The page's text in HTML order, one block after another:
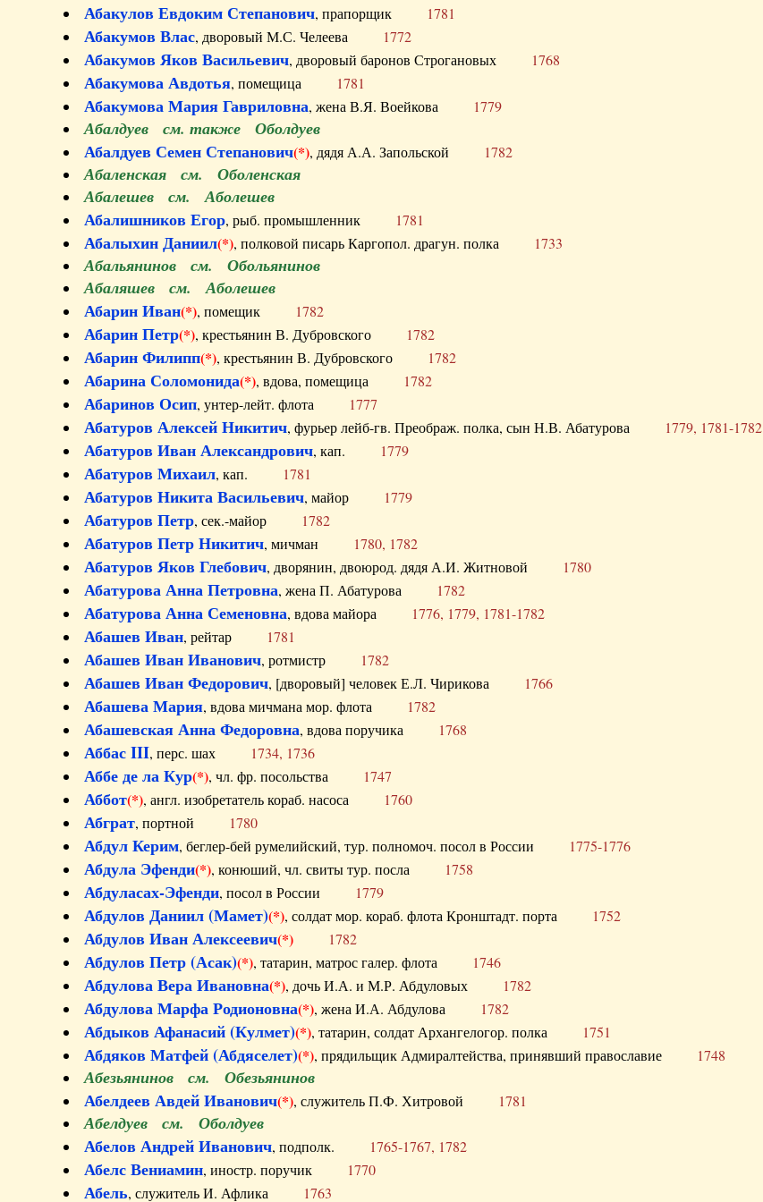
Абакулов Евдоким Степанович, прапорщик 1781
Абакумов Влас, дворовый М.С. Челеева 1772
Абакумов Яков Васильевич, дворовый баронов Строгановых 1768
Абакумова Авдотья, помещица 1781
Абакумова Мария Гавриловна, жена В.Я. Воейкова 1779
Абалдуев см. также Оболдуев
Абалдуев Семен Степанович(*), дядя А.А. Запольской 1782
Абаленская см. Оболенская
Абалешев см. Аболешев
Абалишников Егор, рыб. промышленник 1781
Абалыхин Даниил(*), полковой писарь Каргопол. драгун. полка 1733
Абальянинов см. Обольянинов
Абаляшев см. Аболешев
Абарин Иван(*), помещик 1782
Абарин Петр(*), крестьянин В. Дубровского 1782
Абарин Филипп(*), крестьянин В. Дубровского 1782
Абарина Соломонида(*), вдова, помещица 1782
Абаринов Осип, унтер-лейт. флота 1777
Абатуров Алексей Никитич, фурьер лейб-гв. Преображ. полка, сын Н.В. Абатурова 1779, 1781-1782
Абатуров Иван Александрович, кап. 1779
Абатуров Михаил, кап. 1781
Абатуров Никита Васильевич, майор 1779
Абатуров Петр, сек.-майор 1782
Абатуров Петр Никитич, мичман 1780, 1782
Абатуров Яков Глебович, дворянин, двоюрод. дядя А.И. Житновой 1780
Абатурова Анна Петровна, жена П. Абатурова 1782
Абатурова Анна Семеновна, вдова майора 1776, 1779, 1781-1782
Абашев Иван, рейтар 1781
Абашев Иван Иванович, ротмистр 1782
Абашев Иван Федорович, [дворовый] человек Е.Л. Чирикова 1766
Абашева Мария, вдова мичмана мор. флота 1782
Абашевская Анна Федоровна, вдова поручика 1768
Аббас III, перс. шах 1734, 1736
Аббе де ла Кур(*), чл. фр. посольства 1747
Аббот(*), англ. изобретатель кораб. насоса 1760
Абграт, портной 1780
Абдул Керим, беглер-бей румелийский, тур. полномоч. посол в России 1775-1776
Абдула Эфенди(*), конюший, чл. свиты тур. посла 1758
Абдуласах-Эфенди, посол в России 1779
Абдулов Даниил (Мамет)(*), солдат мор. кораб. флота Кронштадт. порта 1752
Абдулов Иван Алексеевич(*) 1782
Абдулов Петр (Асак)(*), татарин, матрос галер. флота 1746
Абдулова Вера Ивановна(*), дочь И.А. и М.Р. Абдуловых 1782
Абдулова Марфа Родионовна(*), жена И.А. Абдулова 1782
Абдыков Афанасий (Кулмет)(*), татарин, солдат Архангелогор. полка 1751
Абдяков Матфей (Абдяселет)(*), прядильщик Адмиралтейства, принявший православие 1748
Абезьянинов см. Обезьянинов
Абелдеев Авдей Иванович(*), служитель П.Ф. Хитровой 1781
Абелдуев см. Оболдуев
Абелов Андрей Иванович, подполк. 1765-1767, 1782
Абелс Вениамин, иностр. поручик 1770
Абель, служитель И. Афлика 1763